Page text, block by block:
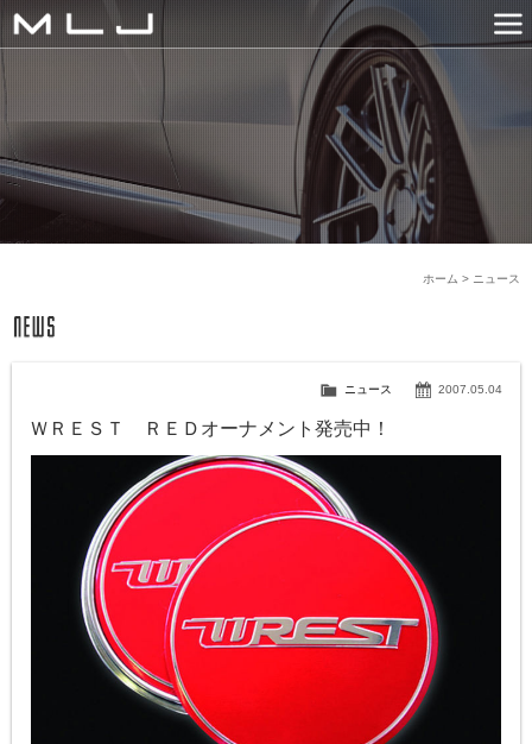
MLJ / Lexani(レクサーニ
PRODUCTS
GALLERY
SNS
NEWS
COMPANY
HISTORY
CONTACT US
LINK
ニュース
ホーム >
2007.05.04
ニュース
ＷＲＥＳＴ ＲＥＤオーナメント発売中！